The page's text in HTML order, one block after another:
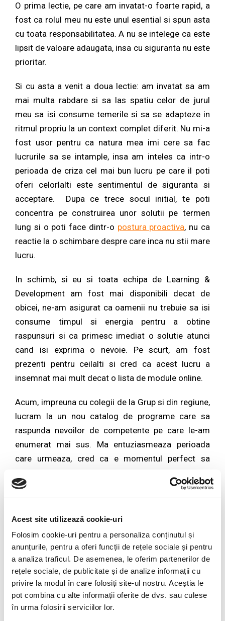
Acest site utilizează cookie-uri
Folosim cookie-uri pentru a personaliza conținutul și
anunțurile, pentru a oferi funcții de rețele sociale și pentru
a analiza traficul. De asemenea, le oferim partenerilor de
rețele sociale, de publicitate și de analize informații cu
privire la modul în care folosiți site-ul nostru. Aceștia le
pot combina cu alte informații oferite de dvs. sau culese
în urma folosirii serviciilor lor.
O prima lectie, pe care am invatat-o foarte rapid, a
fost ca rolul meu nu este unul esential si spun asta
cu toata responsabilitatea. A nu se intelege ca este
lipsit de valoare adaugata, insa cu siguranta nu este
prioritar.
Si cu asta a venit a doua lectie: am invatat sa am
mai multa rabdare si sa las spatiu celor de jurul
meu sa isi consume temerile si sa se adapteze in
ritmul propriu la un context complet diferit. Nu mi-a
fost usor pentru ca natura mea imi cere sa fac
lucrurile sa se intample, insa am inteles ca intr-o
perioada de criza cel mai bun lucru pe care il poti
oferi celorlalti este sentimentul de siguranta si
acceptare. Dupa ce trece socul initial, te poti
concentra pe construirea unor solutii pe termen
lung si o poti face dintr-o postura proactiva, nu ca
reactie la o schimbare despre care inca nu stii mare
lucru.
In schimb, si eu si toata echipa de Learning &
Development am fost mai disponibili decat de
obicei, ne-am asigurat ca oamenii nu trebuie sa isi
consume timpul si energia pentru a obtine
raspunsuri si ca primesc imediat o solutie atunci
cand isi exprima o nevoie. Pe scurt, am fost
prezenti pentru ceilalti si cred ca acest lucru a
insemnat mai mult decat o lista de module online.
Acum, impreuna cu colegii de la Grup si din regiune,
lucram la un nou catalog de programe care sa
raspunda nevoilor de competente pe care le-am
enumerat mai sus. Ma entuziasmeaza perioada
care urmeaza, cred ca e momentul perfect sa
contributia la dezvoltarea business-ului.
CURS OPEN: The SLII Experience™ –
Virtual Classroom, 9-11 septembrie